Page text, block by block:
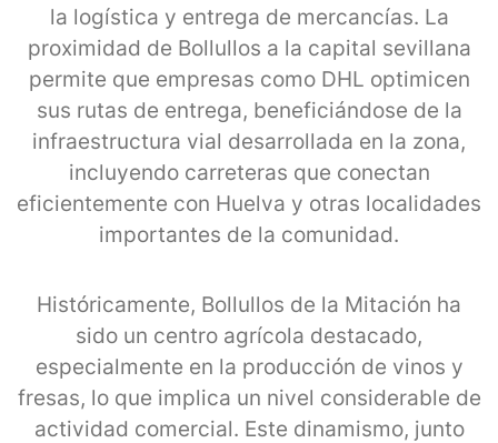
la logística y entrega de mercancías. La
proximidad de Bollullos a la capital sevillana
permite que empresas como DHL optimicen
sus rutas de entrega, beneficiándose de la
infraestructura vial desarrollada en la zona,
incluyendo carreteras que conectan
eficientemente con Huelva y otras localidades
importantes de la comunidad.
Históricamente, Bollullos de la Mitación ha
sido un centro agrícola destacado,
especialmente en la producción de vinos y
fresas, lo que implica un nivel considerable de
actividad comercial. Este dinamismo, junto